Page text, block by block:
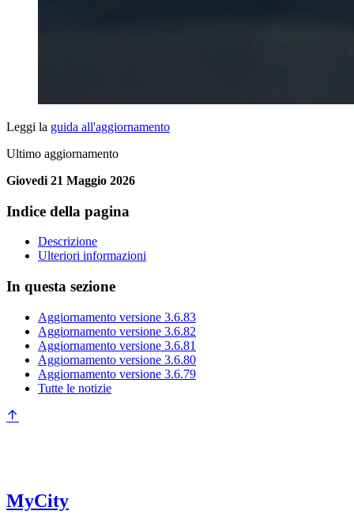
Leggi la guida all'aggiornamento
Ultimo aggiornamento
Giovedi 21 Maggio 2026
Indice della pagina
Descrizione
Ulteriori informazioni
In questa sezione
Aggiornamento versione 3.6.83
Aggiornamento versione 3.6.82
Aggiornamento versione 3.6.81
Aggiornamento versione 3.6.80
Aggiornamento versione 3.6.79
Tutte le notizie
MyCity